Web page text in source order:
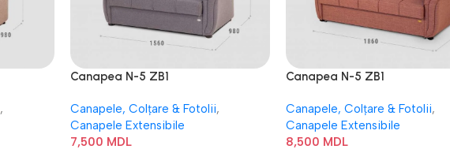
,
Canapea N-5 ZB1
Canapele, Colțare & Fotolii,
Canapele Extensibile
7,500 MDL
Canapea N-5 ZB1
Canapele, Colțare & Fotolii,
Canapele Extensibile
8,500 MDL